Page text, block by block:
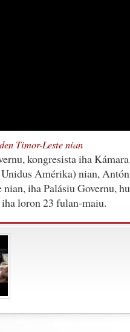
Timor-Leste nian
kongresista iha
Amérika) nian,
iha Palásiu Governu,
loron 23 fulan-maiu.